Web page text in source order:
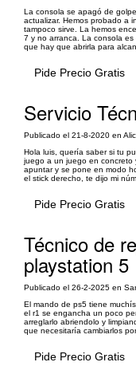
La consola se apagó de
actualizar. Hemos probado a
tampoco sirve. La hemos
7 y no arranca. La consola
que hay que abrirla para
Pide Precio Gratis
Servicio
Publicado el 21-8-2020 en
Hola luis, quería saber si tu
juego a un juego en concreto
apuntar y se pone en modo
el stick derecho, te dijo mi
Pide Precio Gratis
Técnico de
playstation 5
Publicado el 26-2-2025 en
El mando de ps5 tiene
el r1 se engancha un poco
arreglarlo abriendolo y
que necesitaría cambiarlos
Pide Precio Gratis